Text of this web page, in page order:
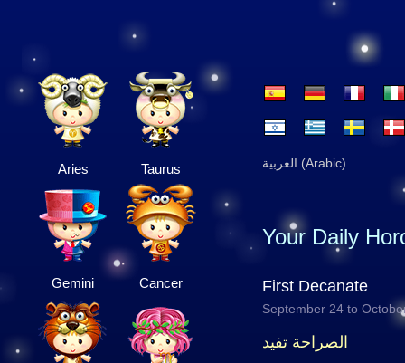
Aries Taurus
Gemini Cancer
العربية (Arabic)
Your Daily
First Decanate
September 24 to
الصراحة تفيد